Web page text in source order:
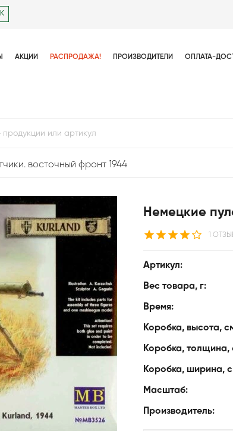
АКЦИИ РАСПРОДАЖА! ПРОИЗВОДИТЕЛИ ОПЛАТА-
восточный фронт 1944
Немецкие
1
Артикул:
Вес товара, г:
Время:
Коробка, высота,
Коробка, толщина,
Коробка, ширина,
Масштаб:
Производитель: